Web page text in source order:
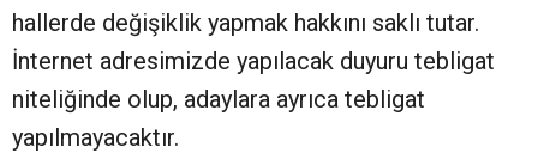
hallerde değişiklik yapmak hakkını saklı tutar.
İnternet adresimizde yapılacak duyuru tebligat
niteliğinde olup, adaylara ayrıca tebligat
yapılmayacaktır.